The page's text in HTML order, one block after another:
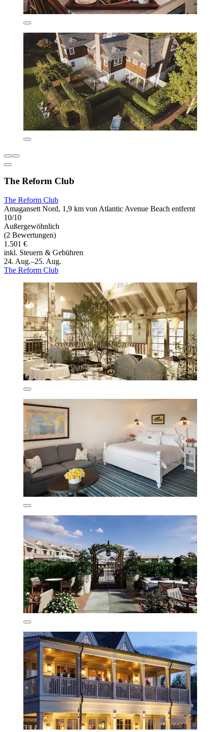
The Reform Club
The Reform Club
Amagansett Nord, 1,9 km von Atlantic Avenue Beach entfernt
10/10
Außergewöhnlich
(2 Bewertungen)
1.501 €
inkl. Steuern & Gebühren
24. Aug.–25. Aug.
The Reform Club